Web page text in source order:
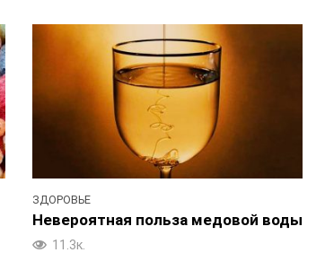
ЗДОРОВЬЕ
Невероятная польза медовой воды
11.3к.